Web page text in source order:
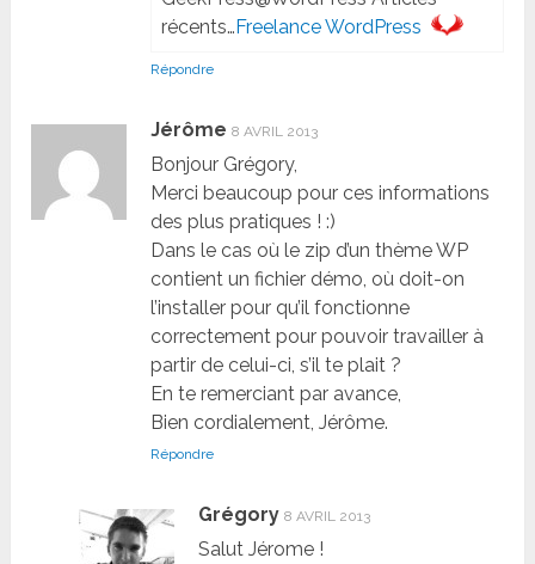
récents…Freelance WordPress
Répondre
Jérôme 8 AVRIL 2013
Bonjour Grégory,
Merci beaucoup pour ces informations
des plus pratiques ! :)
Dans le cas où le zip d’un thème WP
contient un fichier démo, où doit-on
l’installer pour qu’il fonctionne
correctement pour pouvoir travailler à
partir de celui-ci, s’il te plait ?
En te remerciant par avance,
Bien cordialement, Jérôme.
Répondre
Grégory 8 AVRIL 2013
Salut Jérome !